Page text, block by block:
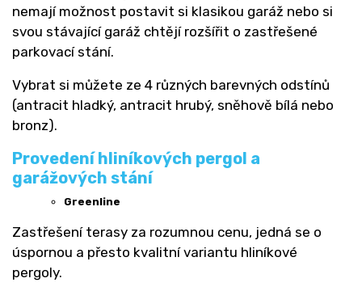
nemají možnost postavit si klasikou garáž nebo si
svou stávající garáž chtějí rozšířit o zastřešené
parkovací stání.
Vybrat si můžete ze 4 různých barevných odstínů
(antracit hladký, antracit hrubý, sněhově bílá nebo
bronz).
Provedení hliníkových pergol a
garážových stání
Greenline
Zastřešení terasy za rozumnou cenu, jedná se o
úspornou a přesto kvalitní variantu hliníkové
pergoly.